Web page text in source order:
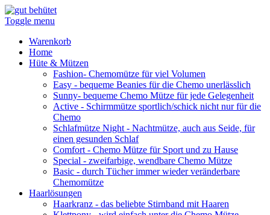
Toggle menu
Warenkorb
Home
Hüte & Mützen
Fashion- Chemomütze für viel Volumen
Easy - bequeme Beanies für die Chemo unerlässlich
Sunny- bequeme Chemo Mütze für jede Gelegenheit
Active - Schirmmütze sportlich/schick nicht nur für die
Chemo
Schlafmütze Night - Nachtmütze, auch aus Seide, für
einen gesunden Schlaf
Comfort - Chemo Mütze für Sport und zu Hause
Special - zweifarbige, wendbare Chemo Mütze
Basic - durch Tücher immer wieder veränderbare
Chemomütze
Haarlösungen
Haarkranz - das beliebte Stirnband mit Haaren